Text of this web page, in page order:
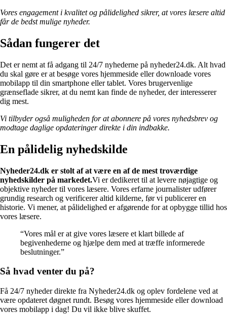
Vores engagement i kvalitet og pålidelighed sikrer, at vores læsere altid
får de bedst mulige nyheder.
Sådan fungerer det
Det er nemt at få adgang til 24/7 nyhederne på nyheder24.dk. Alt hvad
du skal gøre er at besøge vores hjemmeside eller downloade vores
mobilapp til din smartphone eller tablet. Vores brugervenlige
grænseflade sikrer, at du nemt kan finde de nyheder, der interesserer
dig mest.
Vi tilbyder også muligheden for at abonnere på vores nyhedsbrev og
modtage daglige opdateringer direkte i din indbakke.
En pålidelig nyhedskilde
Nyheder24.dk er stolt af at være en af de mest troværdige
nyhedskilder på markedet.Vi er dedikeret til at levere nøjagtige og
objektive nyheder til vores læsere. Vores erfarne journalister udfører
grundig research og verificerer altid kilderne, før vi publicerer en
historie. Vi mener, at pålidelighed er afgørende for at opbygge tillid hos
vores læsere.
“Vores mål er at give vores læsere et klart billede af
begivenhederne og hjælpe dem med at træffe informerede
beslutninger.”
Så hvad venter du på?
Få 24/7 nyheder direkte fra Nyheder24.dk og oplev fordelene ved at
være opdateret døgnet rundt. Besøg vores hjemmeside eller download
vores mobilapp i dag! Du vil ikke blive skuffet.